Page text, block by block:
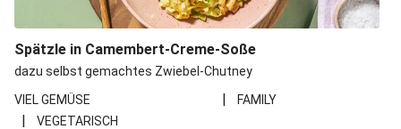
Spätzle in Camembert-Creme-Soße
dazu selbst gemachtes Zwiebel-Chutney
VIEL GEMÜSE
| FAMILY
|
VEGETARISCH